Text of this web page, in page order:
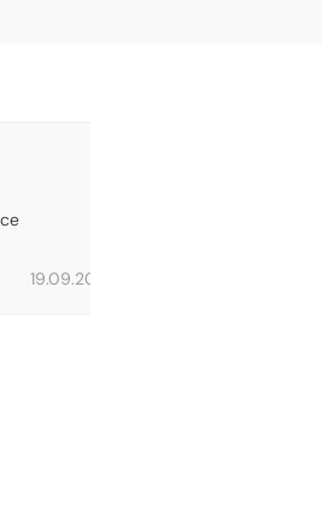
19.09.2023